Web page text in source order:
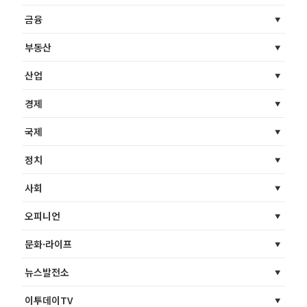
금융
부동산
산업
경제
국제
정치
사회
오피니언
문화·라이프
뉴스발전소
이투데이TV